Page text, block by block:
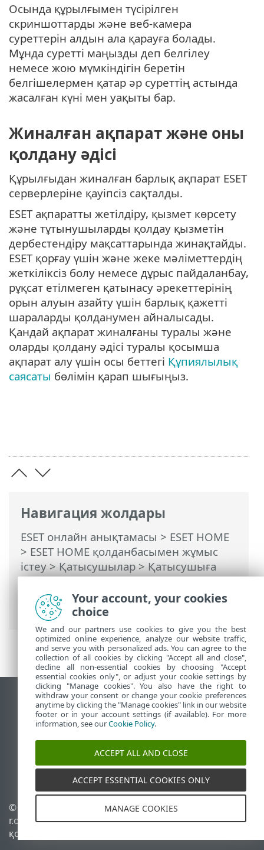
Навигация жолдары
ESET онлайн анықтамасы > ESET HOME
> ESET HOME қолданбасымен жұмыс
істеу>Қатысушылар>Қатысушыға
тағайындалған ESET мүмкіндіктері>
Anti-Theft >Anti-Theft қорғауындағы
құрылғылар> Әрекет
Осында құрылғымен түсірілген
скриншоттарды және веб-камера
суреттерін алдын ала қарауға болады.
Мұнда суретті маңызды деп белгілеу
немесе жою мүмкіндігін беретін
белгішелермен қатар әр суреттің астында
жасалған күні мен уақыты бар.
Жиналған ақпарат және оны
қолдану әдісі
Құрылғыдан жиналған барлық ақпарат ESET
серверлеріне қауіпсіз сақталды.
ESET ақпаратты жетілдіру, қызмет көрсету
және тұтынушыларды қолдау қызметін
дербестендіру мақсаттарында жинақтайды.
ESET қорғау үшін және жеке мәліметтердің
жеткіліксіз болу немесе дұрыс пайдаланбау,
рұқсат етілмеген қатынасу әрекеттерінің
орын алуын азайту үшін барлық қажетті
шараларды қолданумен айналысады.
Қандай ақпарат жиналғаны туралы және
оларды қолдану әдісі туралы қосымша
ақпарат алу үшін осы беттегі Құпиялылық
саясаты бөлімін қарап шығыңыз.
Жұмыс үстеліндегі сайтты қарау
End of Life
ESET білім қоры
ESET Status Portal
Аймақтық қолдау
© 1992 - 2026 ESET, spol. s
r.o. - Барлық құқықтары
қорғалған.
Cookie файлдарын
басқару
Your account, your cookies
choice
We and our partners use cookies to give you the best
optimized online experience, analyze our website traffic,
and serve you with personalized ads. You can agree to the
collection of all cookies by clicking "Accept all and close",
decline all non-essential cookies by choosing "Accept
essential cookies only", or adjust your cookie settings by
clicking "Manage cookies". You also have the right to
withdraw your consent or change your cookie preferences
anytime by clicking the "Manage cookies" link in our website
footer or in your account settings (if available). For more
information, see ourCookie Policy.
ACCEPT ALL AND CLOSE
ACCEPT ESSENTIAL COOKIES ONLY
MANAGE COOKIES